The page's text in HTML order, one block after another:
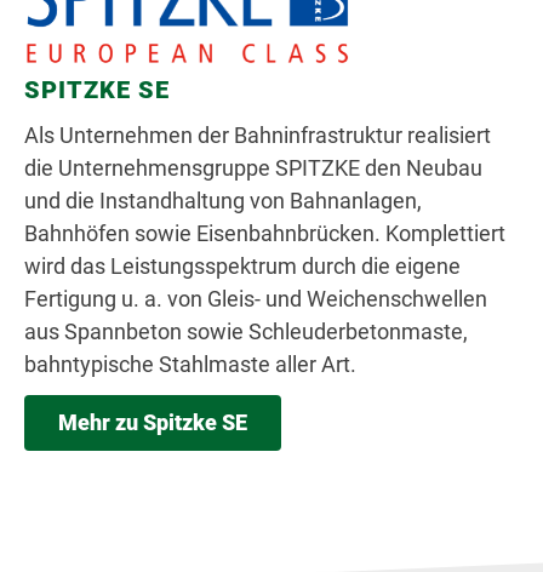
SPITZKE SE
Als Unternehmen der Bahninfrastruktur realisiert
die Unternehmensgruppe SPITZKE den Neubau
und die Instandhaltung von Bahnanlagen,
Bahnhöfen sowie Eisenbahnbrücken. Komplettiert
wird das Leistungsspektrum durch die eigene
Fertigung u. a. von Gleis- und Weichenschwellen
aus Spannbeton sowie Schleuderbetonmaste,
bahntypische Stahlmaste aller Art.
Mehr zu Spitzke SE